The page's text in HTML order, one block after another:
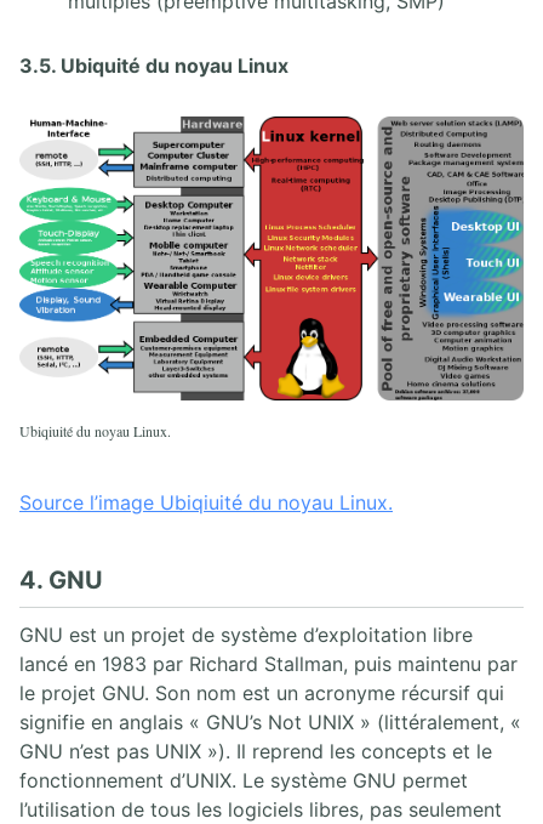
3.5. Ubiquité du noyau Linux
Ubiqiuité du noyau Linux.
Source l’image Ubiqiuité du noyau Linux.
4. GNU
GNU est un projet de système d’exploitation libre
lancé en 1983 par Richard Stallman, puis maintenu par
le projet GNU. Son nom est un acronyme récursif qui
signifie en anglais « GNU’s Not UNIX » (littéralement, «
GNU n’est pas UNIX »). Il reprend les concepts et le
fonctionnement d’UNIX. Le système GNU permet
l’utilisation de tous les logiciels libres, pas seulement